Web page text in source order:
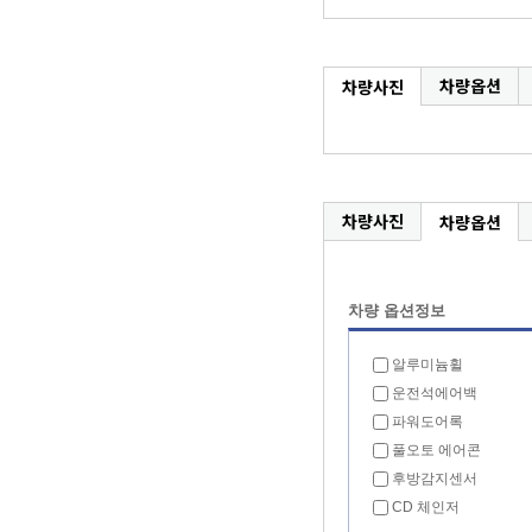
차량사진 차량옵션
차량사진 차량옵션
차량 옵션정보
알루미늄휠
운전석에어백
파워도어록
풀오토 에어콘
후방감지센서
CD 체인저